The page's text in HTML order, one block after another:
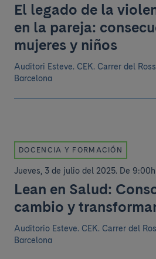
El legado de la
en la pareja:
mujeres y niños
Auditori Esteve. CEK. Carrer del
Barcelona
DOCENCIA Y FORMACIÓN
Jueves, 3 de julio del 2025. De
Lean en Salud:
cambio y
Auditorio Esteve. CEK. Carrer del
Barcelona